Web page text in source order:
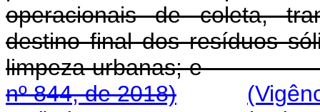
operacionais de coleta,
destino final dos resíduos
limpeza
nº 844, de 2018)